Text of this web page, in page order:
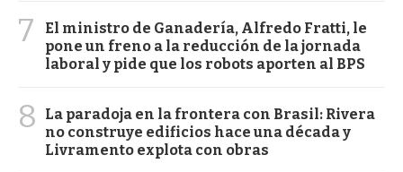
7
El ministro de Ganadería, Alfredo Fratti, le
pone un freno a la reducción de la jornada
laboral y pide que los robots aporten al BPS
8
La paradoja en la frontera con Brasil: Rivera
no construye edificios hace una década y
Livramento explota con obras